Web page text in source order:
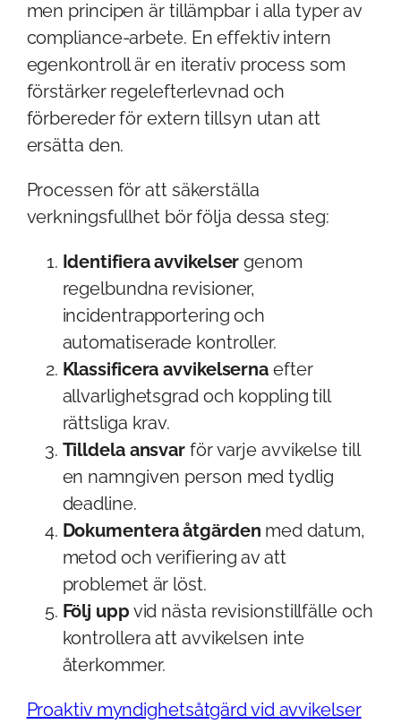
men principen är tillämpbar i alla typer av
compliance-arbete. En effektiv intern
egenkontroll är en iterativ process som
förstärker regelefterlevnad och
förbereder för extern tillsyn utan att
ersätta den.
Processen för att säkerställa
verkningsfullhet bör följa dessa steg:
Identifiera avvikelser genom
regelbundna revisioner,
incidentrapportering och
automatiserade kontroller.
Klassificera avvikelserna efter
allvarlighetsgrad och koppling till
rättsliga krav.
Tilldela ansvar för varje avvikelse till
en namngiven person med tydlig
deadline.
Dokumentera åtgärden med datum,
metod och verifiering av att
problemet är löst.
Följ upp vid nästa revisionstillfälle och
kontrollera att avvikelsen inte
återkommer.
Proaktiv myndighetsåtgärd vid avvikelser